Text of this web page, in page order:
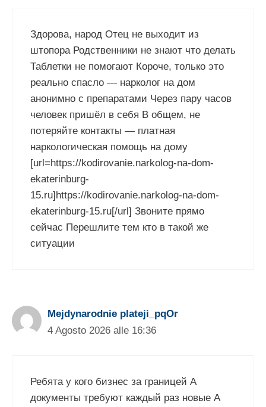
Здорова, народ Отец не выходит из
штопора Родственники не знают что делать
Таблетки не помогают Короче, только это
реально спасло — нарколог на дом
анонимно с препаратами Через пару часов
человек пришёл в себя В общем, не
потеряйте контакты — платная
наркологическая помощь на дому
[url=https://kodirovanie.narkolog-na-dom-
ekaterinburg-
15.ru]https://kodirovanie.narkolog-na-dom-
ekaterinburg-15.ru[/url] Звоните прямо
сейчас Перешлите тем кто в такой же
ситуации
Mejdynarodnie plateji_pqOr
4 Agosto 2026 alle 16:36
Ребята у кого бизнес за границей А
документы требуют каждый раз новые А